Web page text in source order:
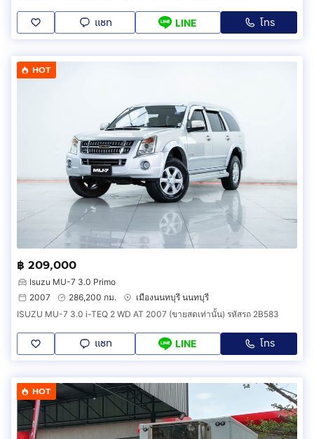
แชท LINE โทร
HOT
฿ 209,000
Isuzu MU-7 3.0 Primo
2007
286,200 กม.
เมืองนนทบุรี นนทบุรี
ISUZU MU-7 3.0 i-TEQ 2 WD AT 2007 (ขายสดเท่านั้น) รหัสรถ 2B583
แชท LINE โทร
HOT